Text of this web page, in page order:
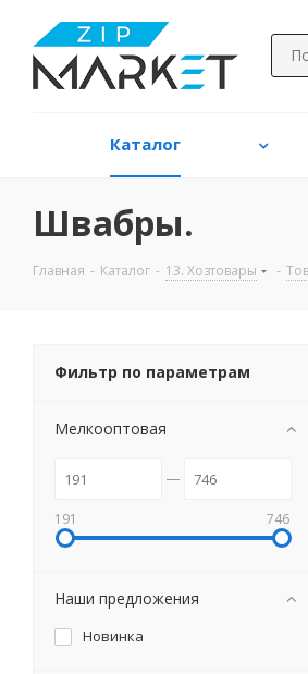
Каталог
Швабры.
Главная - Каталог - 13. Хозтовары -
Фильтр по параметрам
Мелкооптовая
191 746
Наши предложения
Новинка